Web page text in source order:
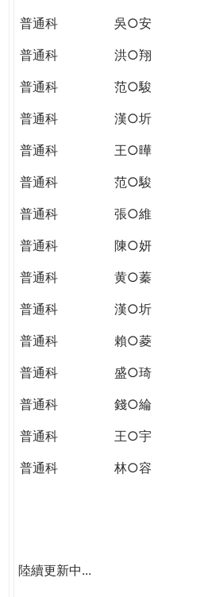
普通科
吳○安
普通科
洪○翔
普通科
范○駿
普通科
漢○圻
普通科
王○曄
普通科
范○駿
普通科
張○維
普通科
陳○妍
普通科
黄○蓁
普通科
漢○圻
普通科
賴○菱
普通科
盛○琦
普通科
錢○綸
普通科
王○宇
普通科
林○容
陸續更新中...